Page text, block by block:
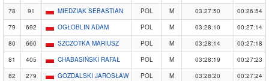
78
91 MIEDZIAK SEBASTIAN POL M 03:27:50
00:26:54
79
692 OGŁOBLIN ADAM POL M 03:28:10
00:27:14
80
660 SZCZOTKA MARIUSZ POL M 03:28:14
00:27:18
81
405 CHABASIŃSKI RAFAŁ POL M 03:28:19
00:27:23
82
279 GOZDALSKI JAROSŁAW POL M 03:28:20
00:27:24